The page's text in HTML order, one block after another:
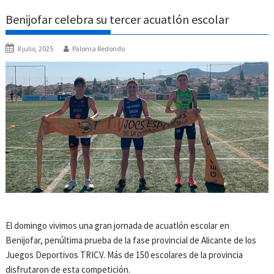
Benijofar celebra su tercer acuatlón escolar
8 julio, 2025 Paloma Redondo
El domingo vivimos una gran jornada de acuatlón escolar en
Benijofar, penúltima prueba de la fase provincial de Alicante de los
Juegos Deportivos TRICV. Más de 150 escolares de la provincia
disfrutaron de esta competición.